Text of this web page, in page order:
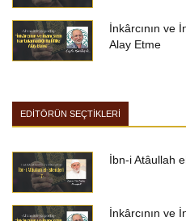
İnkârcının ve
Alay Etme
EDİTÖRÜN SEÇTİKLERİ
İbn-i Atâullah
İnkârcının ve